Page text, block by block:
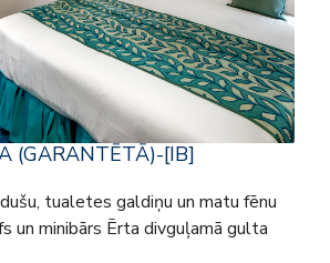
(GARANTĒTĀ)-[IB]
tualetes galdiņu un matu fēnu
un minibārs Ērta divguļamā gulta